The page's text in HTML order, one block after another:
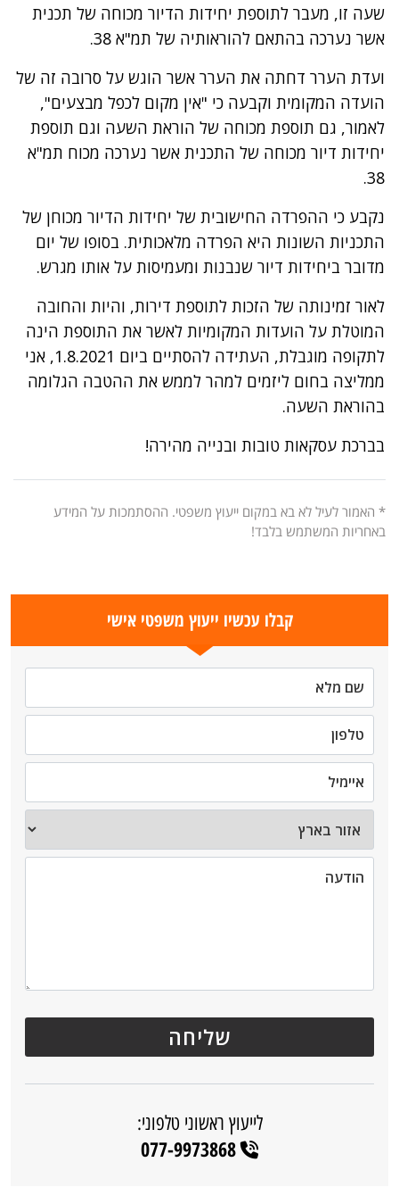
שעה זו, מעבר לתוספת יחידות הדיור מכוחה של תכנית
אשר נערכה בהתאם להוראותיה של תמ"א 38.
ועדת הערר דחתה את הערר אשר הוגש על סרובה זה של
הועדה המקומית וקבעה כי "אין מקום לכפל מבצעים",
לאמור, גם תוספת מכוחה של הוראת השעה וגם תוספת
יחידות דיור מכוחה של התכנית אשר נערכה מכוח תמ"א
38.
נקבע כי ההפרדה החישובית של יחידות הדיור מכוחן של
התכניות השונות היא הפרדה מלאכותית. בסופו של יום
מדובר ביחידות דיור שנבנות ומעמיסות על אותו מגרש.
לאור זמינותה של הזכות לתוספת דירות, והיות והחובה
המוטלת על הועדות המקומיות לאשר את התוספת הינה
לתקופה מוגבלת, העתידה להסתיים ביום 1.8.2021, אני
ממליצה בחום ליזמים למהר לממש את ההטבה הגלומה
בהוראת השעה.
בברכת עסקאות טובות ובנייה מהירה!
* האמור לעיל לא בא במקום ייעוץ משפטי. ההסתמכות על המידע
באחריות המשתמש בלבד!
קבלו עכשיו ייעוץ משפטי אישי
לייעוץ ראשוני טלפוני:
077-9973868